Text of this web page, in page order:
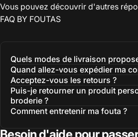
Vous pouvez découvrir d'autres
FAQ BY FOUTAS
Quels modes de livraison
Quand allez-vous expédier ma
Acceptez-vous les retours ?
Puis-je retourner un produit
broderie ?
Comment entretenir ma fouta ?
Besoin d'aide pour